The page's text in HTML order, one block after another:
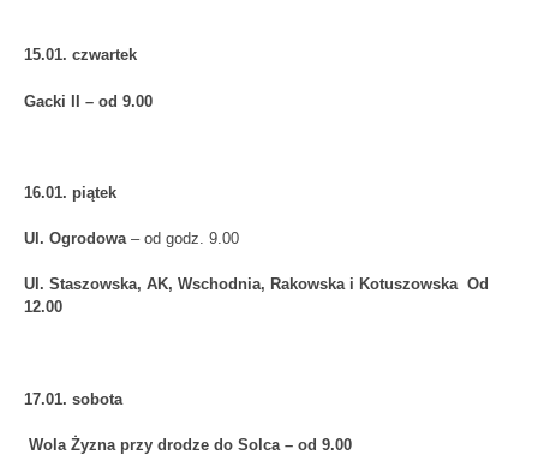
15.01. czwartek
Gacki II – od 9.00
16.01. piątek
Ul. Ogrodowa– od godz. 9.00
Ul. Staszowska, AK, Wschodnia, Rakowska i Kotuszowska Od
12.00
17.01. sobota
Wola Żyzna przy drodze do Solca – od 9.00